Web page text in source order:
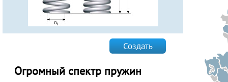
Создать
Огромный спектр пружин